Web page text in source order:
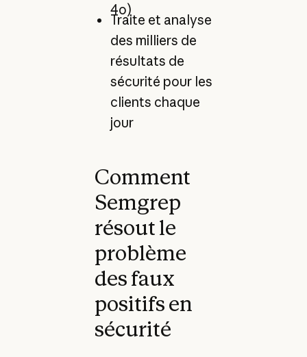
4o)
Traite et analyse
des milliers de
résultats de
sécurité pour les
clients chaque
jour
Comment
Semgrep
résout le
problème
des faux
positifs en
sécurité